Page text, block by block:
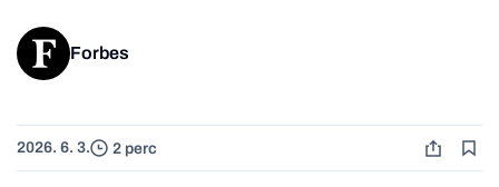
Forbes
2026. 6. 3. 2 perc